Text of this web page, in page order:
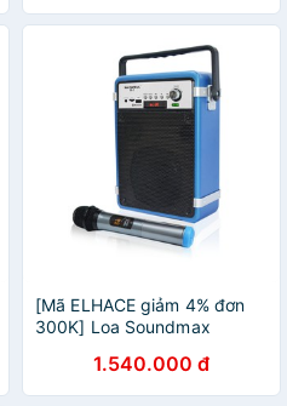
[Mã ELHACE giảm 4% đơn
300K] Loa Soundmax
1.540.000 đ